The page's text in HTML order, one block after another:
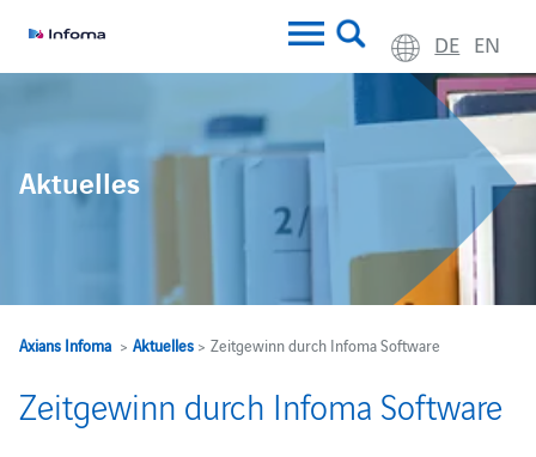
DE EN
Aktuelles
Axians Infoma> Aktuelles> Zeitgewinn durch Infoma Software
Zeitgewinn durch Infoma Software